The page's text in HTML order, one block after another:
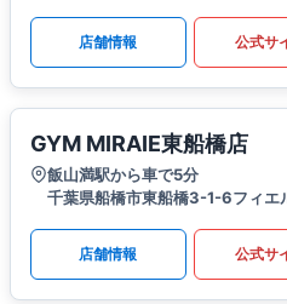
店舗情報 公式サ
GYM MIRAIE東船橋店
飯山満駅から車で5分
千葉県船橋市東船橋3-1-6フィエ
店舗情報 公式サ